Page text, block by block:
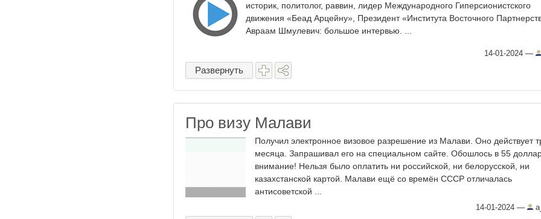
историк, политолог, раввин, лидер Международного Гиперсионистского
движения «Беад Арцейну», Президент «Института Восточного
Авраам Шмулевич: большое интервью. ...
14-01-2024 —
Развернуть
Про визу Малави
Получил электронное визовое разрешение из Малави. Оно действует
месяца. Запрашивал его на специальном сайте. Обошлось в 55
внимание! Нельзя было оплатить ни российской, ни белорусской, ни
казахстанской картой. Малави ещё со времён СССР отличалась
антисоветской ...
14-01-2024 —